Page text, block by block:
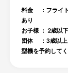
料金 ：フライト
あり
お子様 ： 2歳以
団体 ：3歳以上
型機を予約してく